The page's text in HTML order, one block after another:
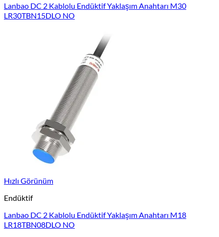
Lanbao DC 2 Kablolu Endüktif Yaklaşım Anahtarı M30
LR30TBN15DLO NO
Hızlı Görünüm
Endüktif
Lanbao DC 2 Kablolu Endüktif Yaklaşım Anahtarı M18
LR18TBN08DLO NO